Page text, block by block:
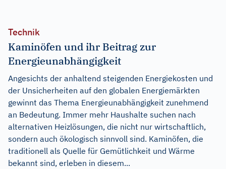
Technik
Kaminöfen und ihr Beitrag zur
Energieunabhängigkeit
Angesichts der anhaltend steigenden Energiekosten und
der Unsicherheiten auf den globalen Energiemärkten
gewinnt das Thema Energieunabhängigkeit zunehmend
an Bedeutung. Immer mehr Haushalte suchen nach
alternativen Heizlösungen, die nicht nur wirtschaftlich,
sondern auch ökologisch sinnvoll sind. Kaminöfen, die
traditionell als Quelle für Gemütlichkeit und Wärme
bekannt sind, erleben in diesem...